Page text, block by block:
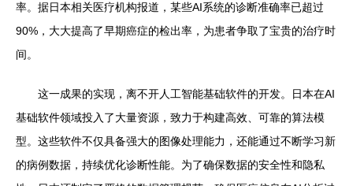
率。据日本相关医疗机构报道，某些AI系统的诊断准确率已超过
90%，大大提高了早期癌症的检出率，为患者争取了宝贵的治疗时
间。
这一成果的实现，离不开人工智能基础软件的开发。日本在AI
基础软件领域投入了大量资源，致力于构建高效、可靠的算法模
型。这些软件不仅具备强大的图像处理能力，还能通过不断学习新
的病例数据，持续优化诊断性能。为了确保数据的安全性和隐私